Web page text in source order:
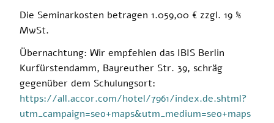
Die Seminarkosten betragen 1.059,00 € zzgl. 19 %
MwSt.
Übernachtung: Wir empfehlen das IBIS Berlin
Kurfürstendamm, Bayreuther Str. 39, schräg
gegenüber dem Schulungsort:
https://all.accor.com/hotel/7961/index.de.shtml?
utm_campaign=seo+maps&utm_medium=seo+maps